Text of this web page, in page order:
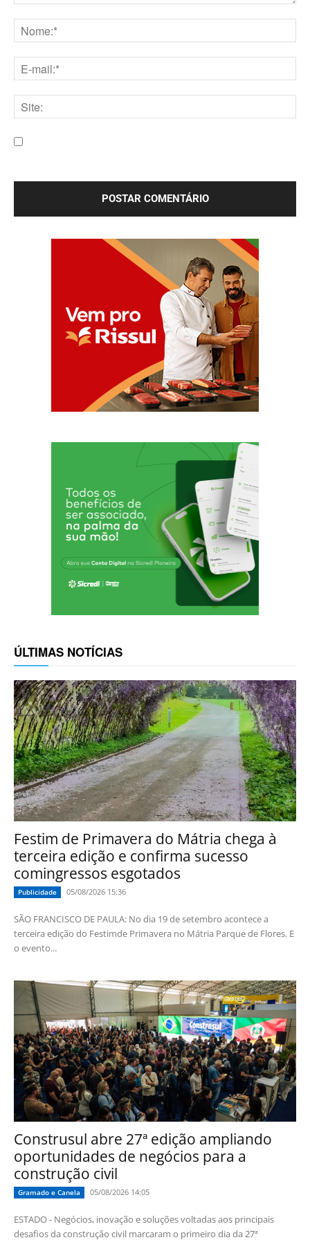
mail:*
ÚLTIMAS NOTÍCIAS
Festim de Primavera do Mátria chega à
terceira edição e confirma sucesso
comingressos esgotados
Publicidade 05/08/2026 15:36
SÃO FRANCISCO DE PAULA: No dia 19 de setembro acontece a
terceira edição do Festimde Primavera no Mátria Parque de Flores. E
o evento...
Construsul abre 27ª edição ampliando
oportunidades de negócios para a
construção civil
Gramado e Canela 05/08/2026 14:05
ESTADO - Negócios, inovação e soluções voltadas aos principais
desafios da construção civil marcaram o primeiro dia da 27ª